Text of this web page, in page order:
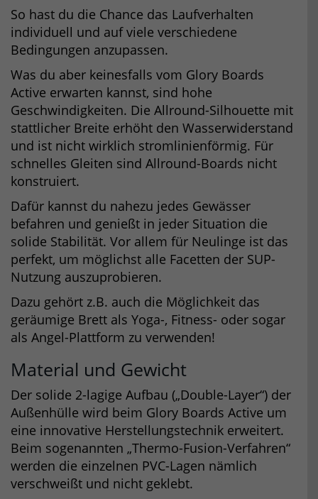
So hast du die Chance das Laufverhalten
individuell und auf viele verschiedene
Bedingungen anzupassen.
Was du aber keinesfalls vom Glory Boards
Active erwarten kannst, sind hohe
Geschwindigkeiten. Die Allround-Silhouette mit
stattlicher Breite erhöht den Wasserwiderstand
und ist nicht wirklich stromlinienförmig. Für
schnelles Gleiten sind Allround-Boards nicht
konstruiert.
Dafür kannst du nahezu jedes Gewässer
befahren und genießt in jeder Situation die
solide Stabilität. Vor allem für Neulinge ist das
perfekt, um möglichst alle Facetten der SUP-
Nutzung auszuprobieren.
Dazu gehört z.B. auch die Möglichkeit das
geräumige Brett als Yoga-, Fitness- oder sogar
als Angel-Plattform zu verwenden!
Material und Gewicht
Der solide 2-lagige Aufbau („Double-Layer“) der
Außenhülle wird beim Glory Boards Active um
eine innovative Herstellungstechnik erweitert.
Beim sogenannten „Thermo-Fusion-Verfahren“
werden die einzelnen PVC-Lagen nämlich
verschweißt und nicht geklebt.